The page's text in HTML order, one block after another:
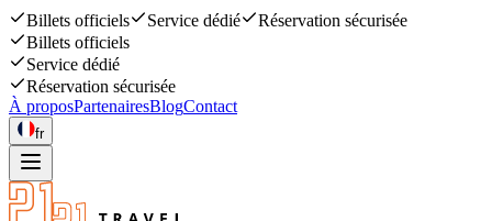
Billets officiels Service dédié
Réservation sécurisée
Billets officiels
Service dédié
Réservation sécurisée
À proposPartenairesBlogContact
fr